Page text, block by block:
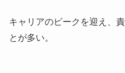
キャリアのピークを迎え、
とが多い。